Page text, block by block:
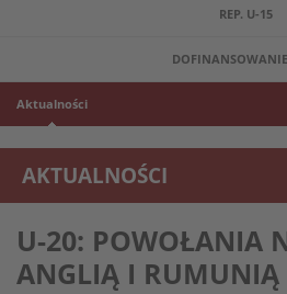
REP. U-15
Aktualności
AKTUALNOŚCI
REPREZENTACJA
U-20: POWOŁANIA
ANGLIĄ I RUMUNIĄ